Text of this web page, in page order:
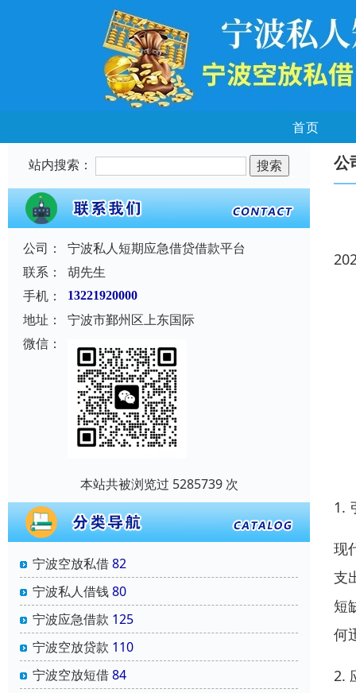
首页
站内搜索：
公司：
宁波私人短期应急借贷借款平台
联系：
胡先生
手机：
13221920000
地址：
宁波市鄞州区上东国际
微信：
本站共被浏览过 5285739 次
宁波空放私借82
宁波私人借钱80
宁波应急借款 125
宁波空放贷款 110
宁波空放短借84
公
1.
现
支
短
何
2.